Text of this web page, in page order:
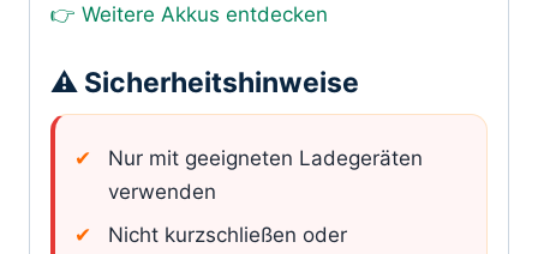
👉 Weitere Akkus entdecken
⚠️ Sicherheitshinweise
Nur mit geeigneten Ladegeräten
verwenden
Nicht kurzschließen oder